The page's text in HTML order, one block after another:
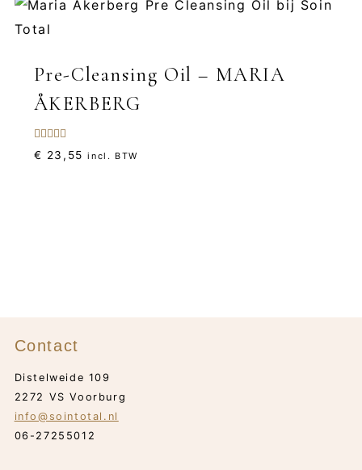
Pre-Cleansing Oil – MARIA
ÅKERBERG
Gewaardeerd
5.00
€ 23,55 incl. BTW
Contact
Distelweide 109
2272 VS Voorburg
info@sointotal.nl
06-27255012